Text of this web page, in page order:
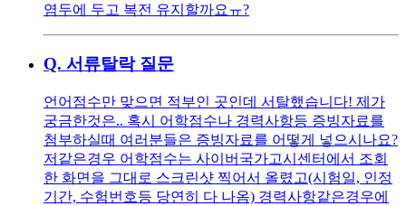
염두에 두고 복전 유지할까요ㅠ?
Q. 서류탈락 질문
언어점수만 맞으면 적부인 곳인데 서탈했습니다! 제가
궁금한것은.. 혹시 어학점수나 경력사항등 증빙자료를
첨부하실때 여러분들은 증빙자료를 어떻게 넣으시나요?
저같은경우 어학점수는 사이버국가고시센터에서 조회
한 화면을 그대로 스크린샷 찍어서 올렸고(시험일, 인정
기간, 수험번호등 당연히 다 나옴) 경력사항같은경우에